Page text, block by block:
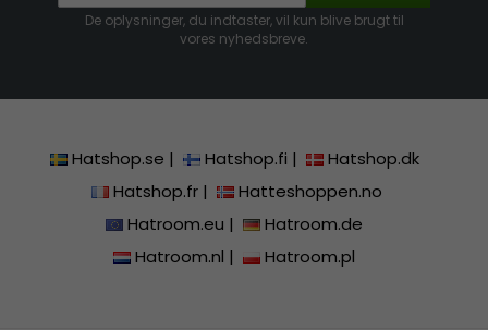
De oplysninger, du indtaster, vil kun blive brugt til
vores nyhedsbreve.
Hatshop.se | Hatshop.fi |
Hatshop.dk
Hatshop.fr|
Hatteshoppen.no
Hatroom.eu |
Hatroom.de
Hatroom.nl | Hatroom.pl